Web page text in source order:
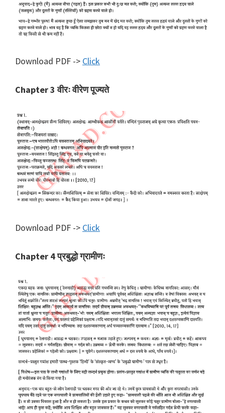
Download PDF -> Click
Chapter 3 वीरः वीरेण पूज्यते
Download PDF -> Click
Chapter 4 प्रबुद्धो ग्रामीणः